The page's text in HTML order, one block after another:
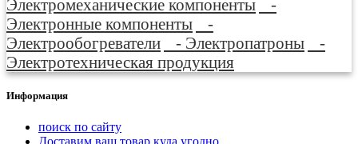
Электромеханические компоненты
-
Электронные компоненты
-
Электрообогреватели
- Электропатроны
-
Электротехническая продукция
Информация
поиск по сайту
Доставим ваш товар куда угодно